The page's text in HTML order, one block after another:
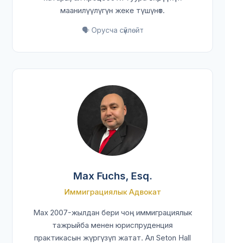
маанилүүлүгүн жеке түшүнөт.
🗣️ Орусча сүйлөйт
Max Fuchs, Esq.
Иммиграциялык Адвокат
Max 2007-жылдан бери чоң иммиграциялык
тажрыйба менен юриспруденция
практикасын жүргүзүп жатат. Ал Seton Hall